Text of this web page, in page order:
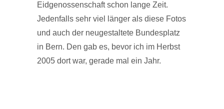
Eidgenossenschaft schon lange Zeit.
Jedenfalls sehr viel länger als diese Fotos
und auch der neugestaltete Bundesplatz
in Bern. Den gab es, bevor ich im Herbst
2005 dort war, gerade mal ein Jahr.